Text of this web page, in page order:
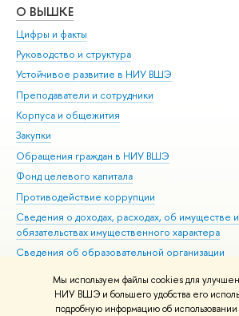
Мы используем файлы cookies для
НИУ ВШЭ и большего удобства его
подробную информацию об
О ВЫШКЕ
Цифры и факты
Руководство и структура
Устойчивое развитие в НИУ ВШЭ
Преподаватели и сотрудники
Корпуса и общежития
Закупки
Обращения граждан в НИУ ВШЭ
Фонд целевого капитала
Противодействие коррупции
Сведения о доходах, расходах, об имуществе и
обязательствах имущественного характера
Сведения об образовательной организации
Людям с ограниченными возможностями
Единая платежная страница